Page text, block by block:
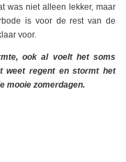
was niet alleen lekker, maar
is voor de rest van de
voor.
ook al voelt het soms
weet regent en stormt het
mooie zomerdagen.